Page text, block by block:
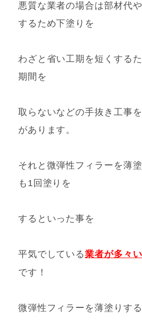
悪質な業者の場合は部材代
するため下塗りを
わざと省い工期を短くする
期間を
取らないなどの手抜き工事
があります。
それと微弾性フィラーを薄
も1回塗りを
するといった事を
平気でしている業者が多々
です ！
微弾性フィラーを薄塗りす